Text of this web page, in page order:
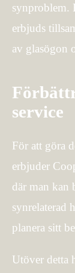
synproblem.
erbjuds
av glasögon
service
För att göra
erbjuder
där man kan
synrelaterad
planera sitt
Utöver detta